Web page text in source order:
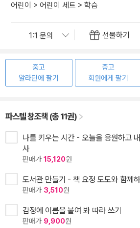
어린이 > 어린이 세트 > 학습
선물하기
중고
알라딘에 팔기
중고
회원에게 팔기
파스텔 창조책 (총 11권)
나를 키우는 시간 - 오늘을 응원하고
사
판매가 15,120원
도서관 만들기 - 책 요정 도도와 함께
판매가 3,510원
감정에 이름을 붙여 봐 따라 쓰기
판매가 9,900원